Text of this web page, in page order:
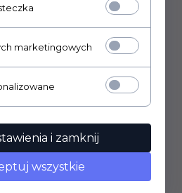
marketingowych
i zamknij
wszystkie